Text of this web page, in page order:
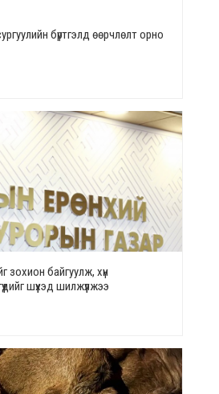
бүртгэлд өөрчлөлт орно
зохион байгуулж, хүн
шүүхэд шилжүүлжээ